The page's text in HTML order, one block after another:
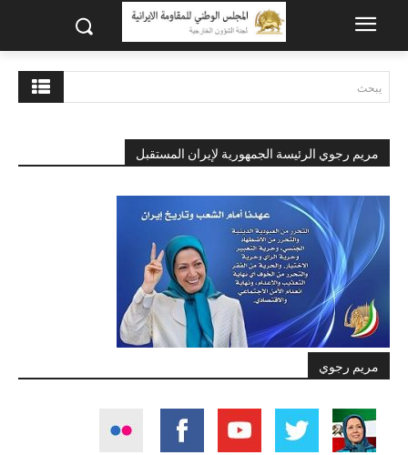
يبحث
مريم رجوي الرئيسة الجمهورية لإيران المستقبل
مريم رجوي